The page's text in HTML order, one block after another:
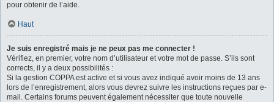
pour obtenir de l’aide.
Haut
Je suis enregistré mais je ne peux pas me connecter !
Vérifiez, en premier, votre nom d’utilisateur et votre mot de passe. S’ils sont
corrects, il y a deux possibilités :
Si la gestion COPPA est active et si vous avez indiqué avoir moins de 13 ans
lors de l’enregistrement, alors vous devrez suivre les instructions reçues par e-
mail. Certains forums peuvent également nécessiter que toute nouvelle